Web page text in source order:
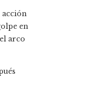
acción
en
arco